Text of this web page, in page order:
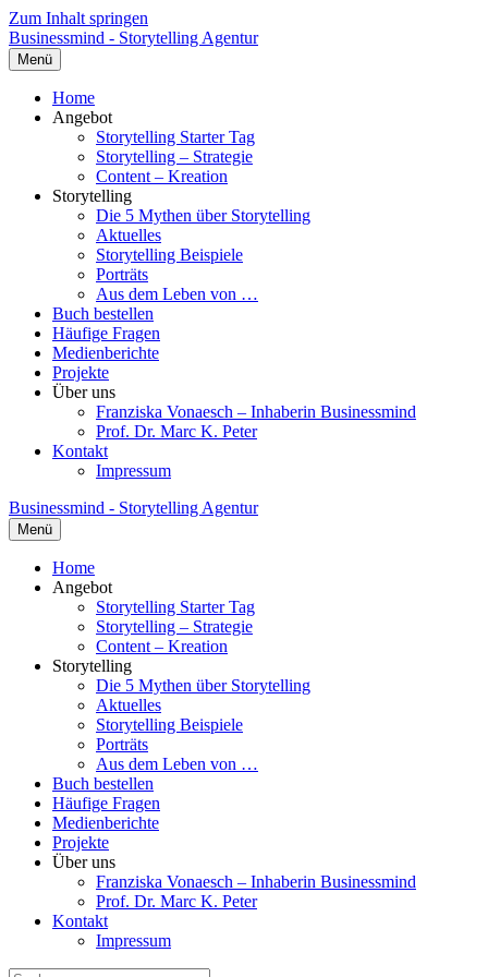
Zum Inhalt springen
Businessmind - Storytelling Agentur
Menü
Home
Angebot
Storytelling Starter Tag
Storytelling – Strategie
Content – Kreation
Storytelling
Die 5 Mythen über Storytelling
Aktuelles
Storytelling Beispiele
Porträts
Aus dem Leben von …
Buch bestellen
Häufige Fragen
Medienberichte
Projekte
Über uns
Franziska Vonaesch – Inhaberin Businessmind
Prof. Dr. Marc K. Peter
Kontakt
Impressum
Businessmind - Storytelling Agentur
Menü
Home
Angebot
Storytelling Starter Tag
Storytelling – Strategie
Content – Kreation
Storytelling
Die 5 Mythen über Storytelling
Aktuelles
Storytelling Beispiele
Porträts
Aus dem Leben von …
Buch bestellen
Häufige Fragen
Medienberichte
Projekte
Über uns
Franziska Vonaesch – Inhaberin Businessmind
Prof. Dr. Marc K. Peter
Kontakt
Impressum